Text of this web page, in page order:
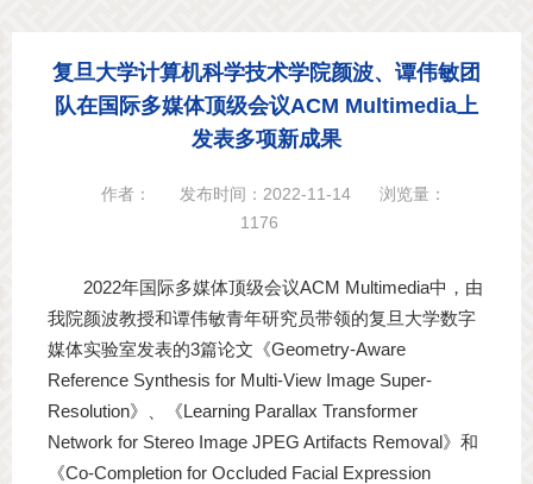
复旦大学计算机科学技术学院颜波、谭伟敏团
队在国际多媒体顶级会议ACM Multimedia上
发表多项新成果
作者： 发布时间：2022-11-14
浏览量：
1176
2022年国际多媒体顶级会议ACM Multimedia中，由
我院颜波教授和谭伟敏青年研究员带领的复旦大学数字
媒体实验室发表的3篇论文《Geometry-Aware
Reference Synthesis for Multi-View Image Super-
Resolution》、《Learning Parallax Transformer
Network for Stereo Image JPEG Artifacts Removal》和
《Co-Completion for Occluded Facial Expression